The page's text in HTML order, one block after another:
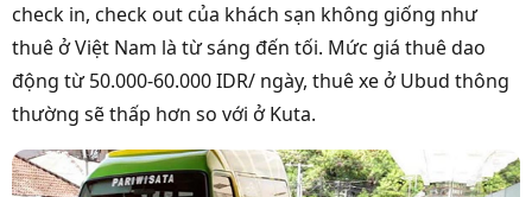
check in, check out của khách sạn không giống như
thuê ở Việt Nam là từ sáng đến tối. Mức giá thuê dao
động từ 50.000-60.000 IDR/ ngày, thuê xe ở Ubud thông
thường sẽ thấp hơn so với ở Kuta.